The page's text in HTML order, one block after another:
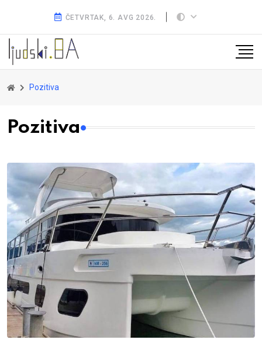
ČETVRTAK, 6. AVG 2026.
Pozitiva
Pozitiva